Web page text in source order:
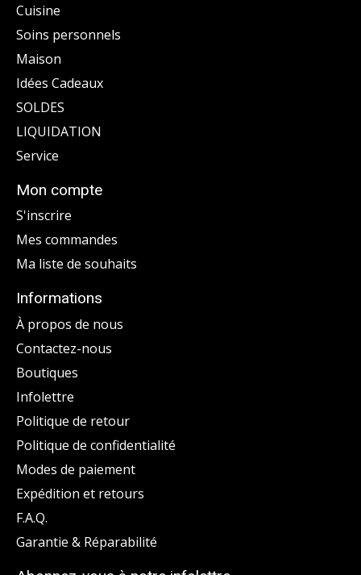
Cuisine
Soins personnels
Maison
Idées Cadeaux
SOLDES
LIQUIDATION
Service
Mon compte
S'inscrire
Mes commandes
Ma liste de souhaits
Informations
À propos de nous
Contactez-nous
Boutiques
Infolettre
Politique de retour
Politique de confidentialité
Modes de paiement
Expédition et retours
F.A.Q.
Garantie & Réparabilité